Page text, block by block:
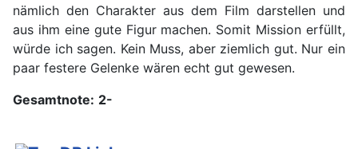
nämlich den Charakter aus dem Film darstellen und
aus ihm eine gute Figur machen. Somit Mission erfüllt,
würde ich sagen. Kein Muss, aber ziemlich gut. Nur ein
paar festere Gelenke wären echt gut gewesen.
Gesamtnote: 2-